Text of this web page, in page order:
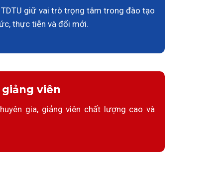
giữ vai trò trọng tâm trong đào tạo
thực tiễn và đổi mới.
viên
gia, giảng viên chất lượng cao và